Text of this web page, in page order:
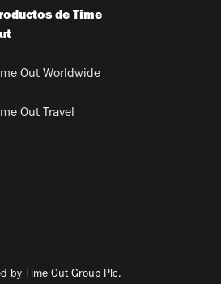
de Time
Out Worldwide
Out Travel
by Time Out Group Plc.